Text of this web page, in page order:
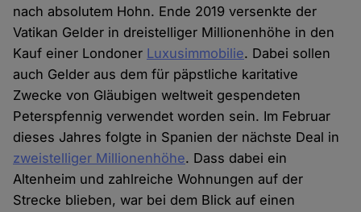
nach absolutem Hohn. Ende 2019 versenkte der
Vatikan Gelder in dreistelliger Millionenhöhe in den
Kauf einer Londoner Luxusimmobilie. Dabei sollen
auch Gelder aus dem für päpstliche karitative
Zwecke von Gläubigen weltweit gespendeten
Peterspfennig verwendet worden sein. Im Februar
dieses Jahres folgte in Spanien der nächste Deal in
zweistelliger Millionenhöhe. Dass dabei ein
Altenheim und zahlreiche Wohnungen auf der
Strecke blieben, war bei dem Blick auf einen